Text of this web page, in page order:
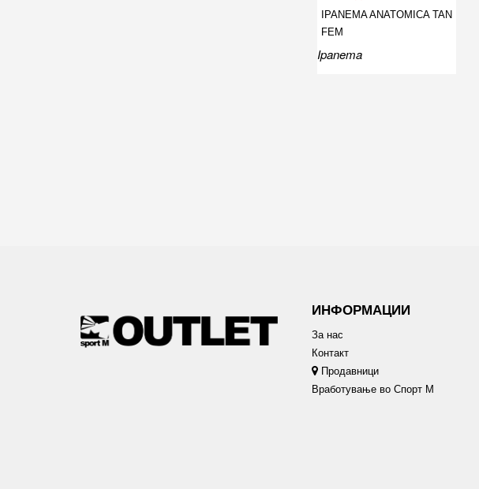
IPANEMA ANATOMICA TAN
FEM
Ipanema
ИНФОРМАЦИИ
За нас
Контакт
Продавници
Вработување во Спорт М